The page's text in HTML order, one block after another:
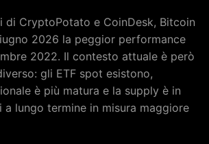
di CryptoPotato e CoinDesk, Bitcoin
2026 la peggior performance
2022. Il contesto attuale è però
gli ETF spot esistono,
è più matura e la supply è in
a lungo termine in misura maggiore